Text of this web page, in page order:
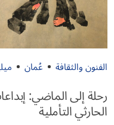
الفنون والثقافة عُمان
رحلة إلى الماضي:
الحارثي التأملية